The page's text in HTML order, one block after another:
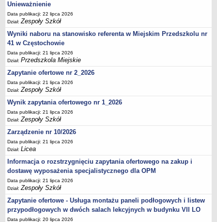
UDOSTĘPNIANIE INFORMACJI PUBLICZNEJ
OCHRONA DANYCH OSOBOWYCH
Unieważnienie
Data publikacji: 22 lipca 2026
Dział:Zespoły Szkół
Wyniki naboru na stanowisko referenta w Miejskim Przedszkolu nr
41 w Częstochowie
Data publikacji: 21 lipca 2026
Dział:Przedszkola Miejskie
Zapytanie ofertowe nr 2_2026
Data publikacji: 21 lipca 2026
Dział:Zespoły Szkół
Wynik zapytania ofertowego nr 1_2026
Data publikacji: 21 lipca 2026
Dział:Zespoły Szkół
Zarządzenie nr 10/2026
Data publikacji: 21 lipca 2026
Dział:Licea
Informacja o rozstrzygnięciu zapytania ofertowego na zakup i
dostawę wyposażenia specjalistycznego dla OPM
Data publikacji: 21 lipca 2026
Dział:Zespoły Szkół
Zapytanie ofertowe - Usługa montażu paneli podłogowych i listew
przypodłogowych w dwóch salach lekcyjnych w budynku VII LO
Data publikacji: 20 lipca 2026